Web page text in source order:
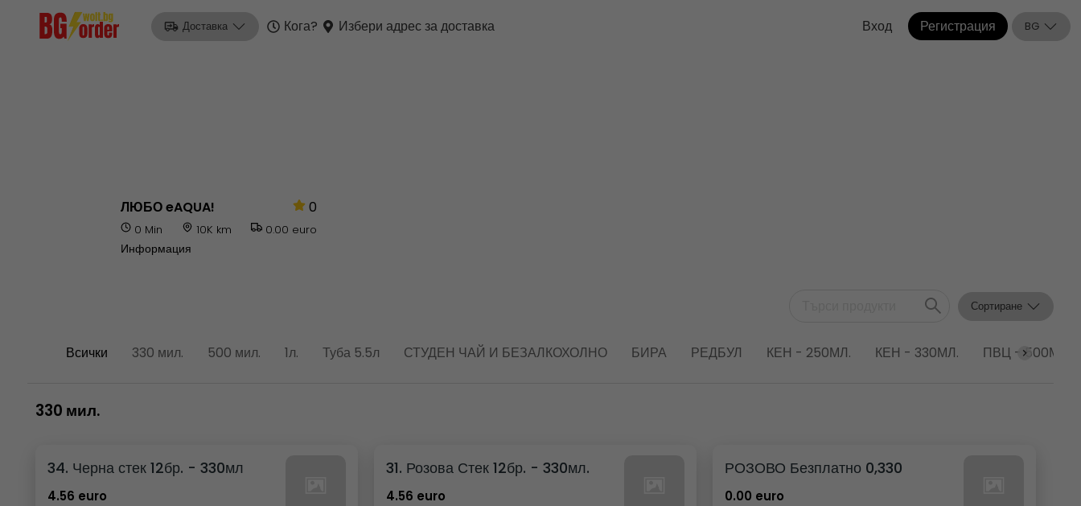
Доставка Кога? Избери адрес за доставка Вход Регистрация BG
ЛЮБО eAQUA! 0
0 Min 10K km 0.00 euro
Информация
Сортиране
Всички 330 мил. 500 мил. 1л. Туба 5.5л СТУДЕН ЧАЙ И БЕЗАЛКОХОЛНО БИРА РЕДБУЛ КЕН - 250МЛ. КЕН - 330МЛ. ПВЦ - 500МЛ.
330 мил.
34. Черна стек 12бр. - 330мл
4.56 euro
31. Розова Стек 12бр. - 330мл.
4.56 euro
РОЗОВО Безплатно 0,330
0.00 euro